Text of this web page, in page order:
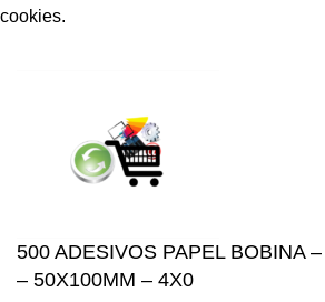
cookies.
500 ADESIVOS PAPEL BOBINA
– 50X100MM – 4X0